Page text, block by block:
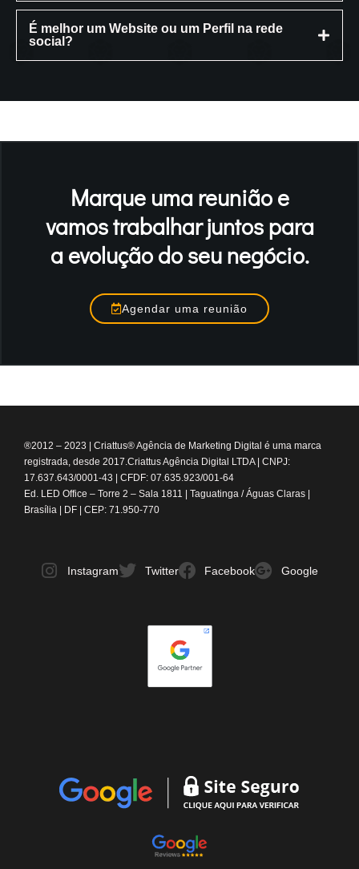
É melhor um Website ou um Perfil na rede
social?
Marque uma reunião e
vamos trabalhar juntos para
a evolução do seu negócio.
Agendar uma reunião
®2012 – 2023
Criattus® Agência de Marketing Digital é uma marca
registrada, desde 2017.Criattus Agência Digital LTDA | CNPJ:
17.637.643/0001-43 | CFDF: 07.635.923/001-64
Ed. LED Office – Torre 2 – Sala 1811 | Taguatinga / Águas Claras |
Brasília | DF | CEP: 71.950-770
Instagram Twitter Facebook Google